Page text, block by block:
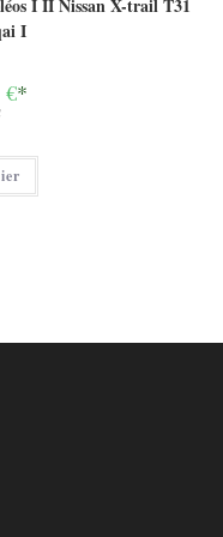
I II Nissan X-trail T31
I
€*